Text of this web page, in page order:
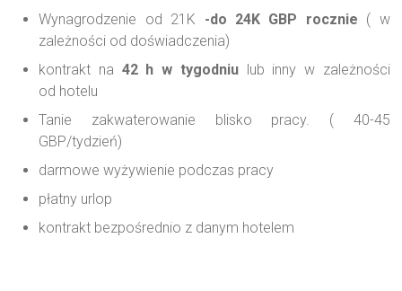
Wynagrodzenie od 21K -do 24K GBP rocznie ( w
zależności od doświadczenia)
kontrakt na 42 h w tygodniulub inny w zależności
od hotelu
Tanie zakwaterowanie blisko pracy. ( 40-45
GBP/tydzień)
darmowe wyżywienie podczas pracy
płatny urlop
kontrakt bezpośrednio z danym hotelem